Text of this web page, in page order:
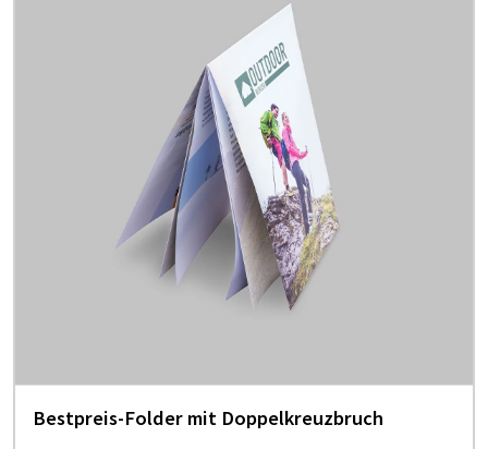
Bestpreis-Folder mit Doppelkreuzbruch